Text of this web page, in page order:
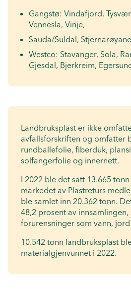
Gangstø: Vindafjord,
Vennesla, Vinje,
Sauda/Suldal,
Westco: Stavanger, Sola,
Gjesdal, Bjerkreim,
Landbruksplast er ikke
avfallsforskriften og omfatter
rundballefolie, fiberduk,
solfangerfolie og innernett.
I 2022 ble det satt 13.665
markedet av Plastreturs
ble samlet inn 20.362 tonn.
48,2 prosent av
forurensninger som vann,
10.542 tonn landbruksplast
materialgjenvunnet i 2022.